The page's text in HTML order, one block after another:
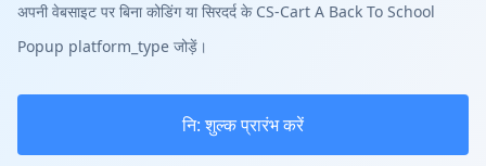
अपनी वेबसाइट पर बिना कोडिंग या सिरदर्द के CS-Cart A Back To School
Popup platform_type जोड़ें।
नि: शुल्क प्रारंभ करें